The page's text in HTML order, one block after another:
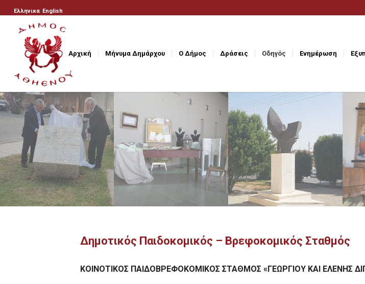
Ελληνικα English
Αρχική Μήνυμα Δημάρχου Ο Δήμος Δράσεις Οδηγός Ενημέρωση
Δημοτικός Παιδοκομικός – Βρεφοκομικός Σταθμός
ΚΟΙΝΟΤΙΚΟΣ ΠΑΙΔΟΒΡΕΦΟΚΟΜΙΚΟΣ ΣΤΑΘΜΟΣ «ΓΕΩΡΓΙΟΥ ΚΑΙ ΕΛΕΝΗΣ